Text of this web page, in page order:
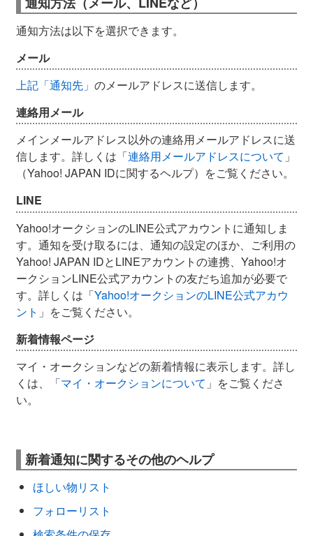
通知方法は以下を選択できます。
メール
上記「通知先」 のメールアドレスに送信します。
連絡用メール
メインメールアドレス以外の連絡用メールアドレスに送
信します。詳しくは「連絡用メールアドレスについて 」
（Yahoo! JAPAN IDに関するヘルプ）をご覧ください。
LINE
Yahoo!オークションのLINE公式アカウントに通知しま
す。通知を受け取るには、通知の設定のほか、ご利用の
Yahoo! JAPAN IDとLINEアカウントの連携、Yahoo!オ
ークションLINE公式アカウントの友だち追加が必要で
す。詳しくは「Yahoo!オークションのLINE公式アカウ
ント 」をご覧ください。
新着情報ページ
マイ・オークションなどの新着情報に表示します。詳し
くは、「マイ・オークションについて 」をご覧くださ
い。
新着通知に関するその他のヘルプ
ほしい物リスト
フォローリスト